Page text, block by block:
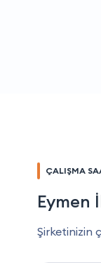
ÇALIŞMA
Eymen
Şirketinizin